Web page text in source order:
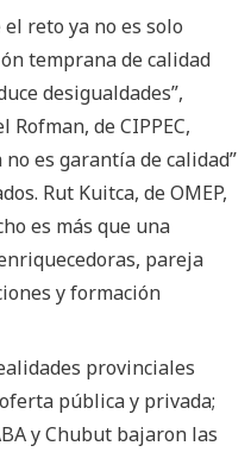
reto ya no es solo
temprana de calidad
desigualdades”,
de CIPPEC,
es garantía de calidad”
Rut Kuitca, de OMEP,
es más que una
pareja
y formación
provinciales
pública y privada;
y Chubut bajaron las